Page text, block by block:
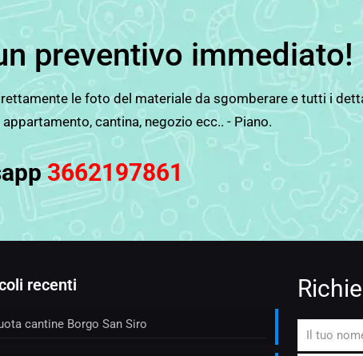
preventivo immediato!
le foto del materiale da sgomberare e tutti i
cantina, negozio ecc.. - Piano.
3662197861
recenti
cantine Borgo San Siro